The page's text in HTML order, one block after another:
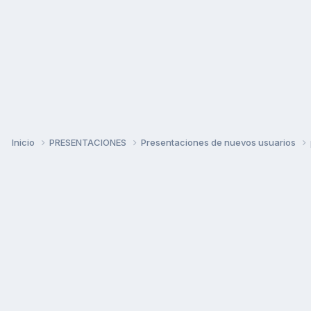
Inicio PRESENTACIONES Presentaciones de nuevos usuarios